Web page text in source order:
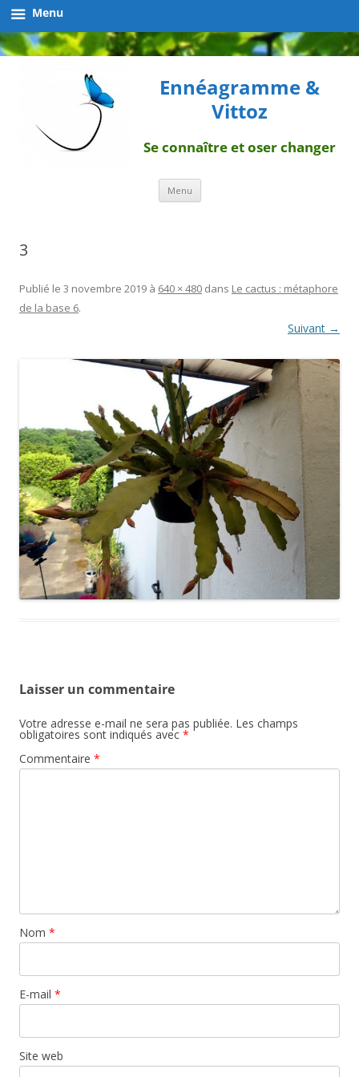
Ennéagramme &
Vittoz
Se connaître et oser changer
Menu Aller
contenu
3
Publié le 3 novembre 2019 à 640 × 480 dans Le cactus : métaphore
de la base 6.
Suivant →
Laisser un commentaire
Votre adresse e-mail ne sera pas publiée. Les champs
obligatoires sont indiqués avec *
Commentaire *
Nom *
E-mail *
Site web
Menu